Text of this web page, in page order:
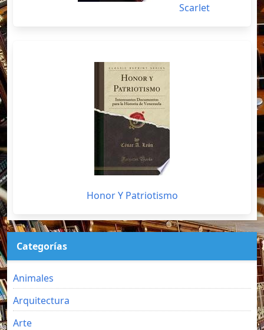
Scarlet
Honor Y Patriotismo
Categorías
Animales
Arquitectura
Arte